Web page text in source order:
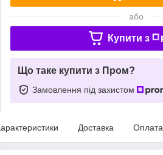
або
Купити з
Що таке купити з Пром?
Замовлення під захистом
Доставка Оплата